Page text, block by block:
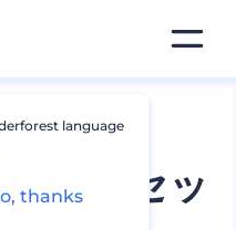
ースセッ
language
thanks